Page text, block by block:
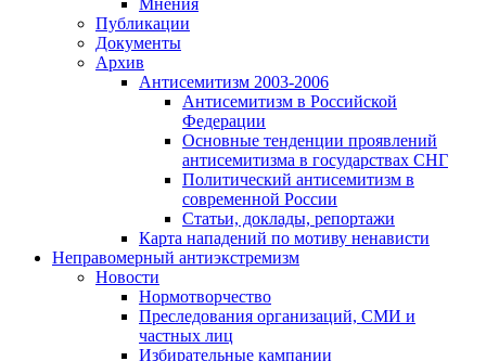
Мнения
Публикации
Документы
Архив
Антисемитизм 2003-2006
Антисемитизм в Российской
Федерации
Основные тенденции проявлений
антисемитизма в государствах СНГ
Политический антисемитизм в
современной России
Статьи, доклады, репортажи
Карта нападений по мотиву ненависти
Неправомерный антиэкстремизм
Новости
Нормотворчество
Преследования организаций, СМИ и
частных лиц
Избирательные кампании